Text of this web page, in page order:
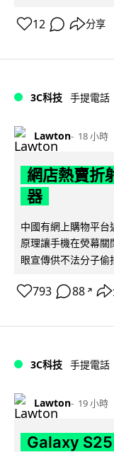
12 分享
3C科技 手提電話
Lawton 18 小時
網店熱賣折
器
中國有網上購物平
原理讓手機在熒幕
眼宣傳供不法分子偷
793 88 ↗
3C科技 手提電話
Lawton 19 小時
Galaxy